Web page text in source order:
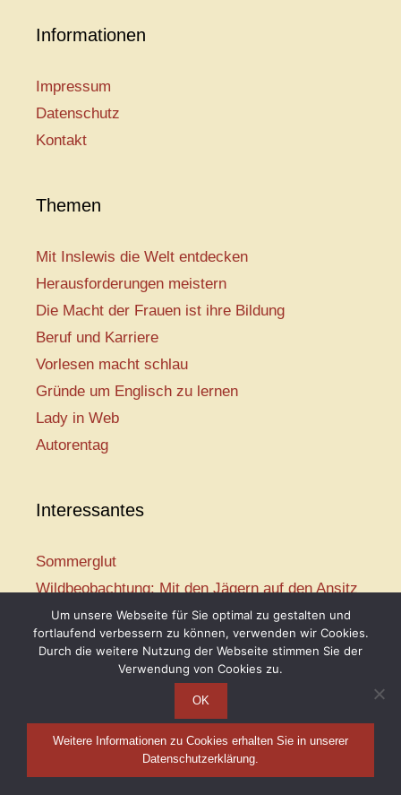
Informationen
Impressum
Datenschutz
Kontakt
Themen
Mit Inslewis die Welt entdecken
Herausforderungen meistern
Die Macht der Frauen ist ihre Bildung
Beruf und Karriere
Vorlesen macht schlau
Gründe um Englisch zu lernen
Lady in Web
Autorentag
Interessantes
Sommerglut
Wildbeobachtung: Mit den Jägern auf den Ansitz
Mir ist so heiß
Mission: Rettungsschwimmer
Vogelwelt-Entdeckertour
Telse Maria Kähler, 2026
Um unsere Webseite für Sie optimal zu gestalten und
fortlaufend verbessern zu können, verwenden wir Cookies.
Durch die weitere Nutzung der Webseite stimmen Sie der
Verwendung von Cookies zu.
OK
Weitere Informationen zu Cookies erhalten Sie in unserer
Datenschutzerklärung.